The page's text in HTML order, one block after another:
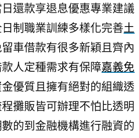
還款享退息優惠專業建議
制職業訓練多樣化完善土
車借款有很多新穎且齊內
人定種需求有保障嘉義免
優質且擁有絕對的組織透
攤販皆可辦理不怕比透明
的到金融機構進行融資的